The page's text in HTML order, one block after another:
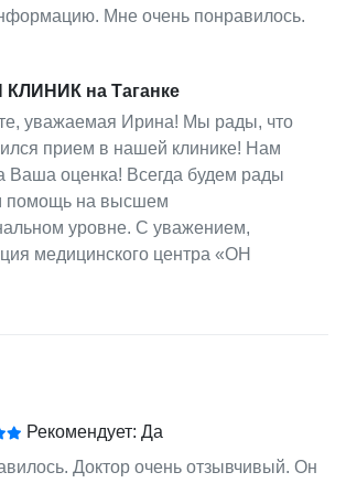
Мне очень понравилось.
КЛИНИК на Таганке
уважаемая Ирина! Мы рады, что
прием в нашей клинике! Нам
Ваша оценка! Всегда будем рады
помощь на высшем
уровне. С уважением,
медицинского центра «ОН
Рекомендует: Да
Доктор очень отзывчивый. Он